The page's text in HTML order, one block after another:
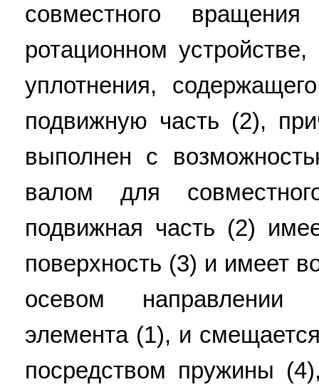
совместного
ротационном
уплотнения,
подвижную часть (2),
выполнен с
валом для
подвижная часть (2)
поверхность (3) и имеет
осевом направлении
элемента (1), и
посредством пружины